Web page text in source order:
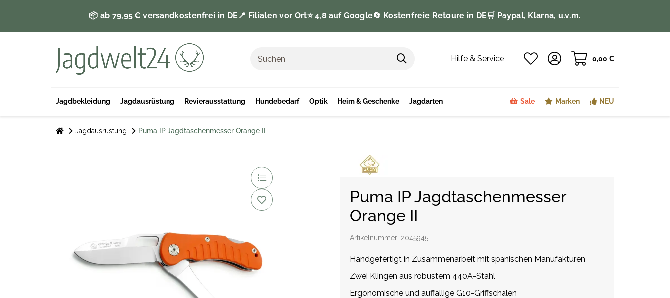
📦 ab 79,95 € versandkostenfrei in DE 📍 Filialen vor Ort⭐️ 4,8 auf Google🔄 Kostenfreie Retoure in DE 🛒 Paypal, Klarna, u.v.m.
Hilfe & Service 0,00 €
Jagdbekleidung Jagdausrüstung Revierausstattung Hundebedarf Optik Heim & Geschenke Jagdarten Sale Marken NEU
Jagdausrüstung Puma IP Jagdtaschenmesser Orange II
Puma IP Jagdtaschenmesser
Orange II
Artikelnummer: 2045945
Handgefertigt in Zusammenarbeit mit spanischen Manufakturen
Zwei Klingen aus robustem 440A-Stahl
Ergonomische und auffällige G10-Griffschalen